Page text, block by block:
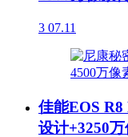
3 07.11
佳能EOS
设计+3250